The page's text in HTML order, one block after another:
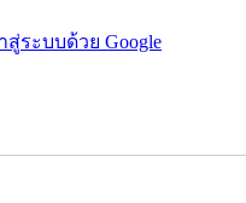
สู่ระบบด้วย Google